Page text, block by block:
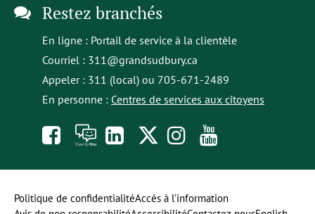
Restez branchés
En ligne : Portail de service à la clientèle
Courriel : 311@grandsudbury.ca
Appeler : 311 (local) ou 705-671-2489
En personne : Centres de services aux citoyens
Like
us
on
À
toi
la
opens
in
a
Follow
us
on
Follow
us
on
to
our
Politique de confidentialitéAccès à l’information